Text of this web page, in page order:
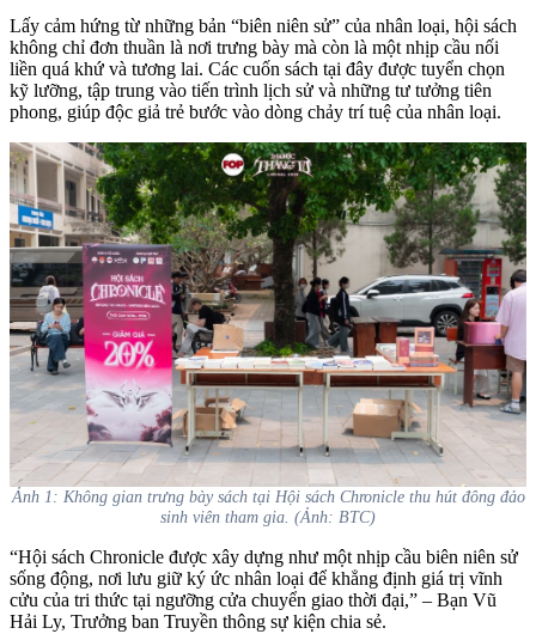
Lấy cảm hứng từ những bản “biên niên sử” của nhân loại, hội sách
không chỉ đơn thuần là nơi trưng bày mà còn là một nhịp cầu nối
liền quá khứ và tương lai. Các cuốn sách tại đây được tuyển chọn
kỹ lưỡng, tập trung vào tiến trình lịch sử và những tư tưởng tiên
phong, giúp độc giả trẻ bước vào dòng chảy trí tuệ của nhân loại.
Ảnh 1: Không gian trưng bày sách tại Hội sách Chronicle thu hút đông đảo
sinh viên tham gia. (Ảnh: BTC)
“Hội sách Chronicle được xây dựng như một nhịp cầu biên niên sử
sống động, nơi lưu giữ ký ức nhân loại để khẳng định giá trị vĩnh
cửu của tri thức tại ngưỡng cửa chuyển giao thời đại,” – Bạn Vũ
Hải Ly, Trưởng ban Truyền thông sự kiện chia sẻ.